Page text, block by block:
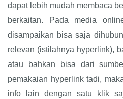
dapat lebih mudah membaca
berkaitan. Pada media
disampaikan bisa saja
relevan (istilahnya hyperlink),
atau bahkan bisa dari
pemakaian hyperlink tadi,
info lain dengan satu klik